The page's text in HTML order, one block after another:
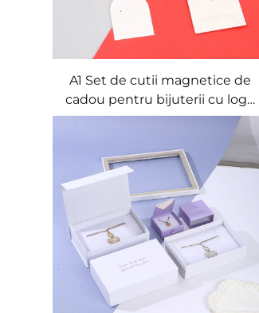
A1 Set de cutii magnetice de
cadou pentru bijuterii cu logo
personalizat prin stampilare la
cald, dimensiune și formă
personalizabile, cu relief/în
relief invers, realizate din hârtie
artistica sau carton